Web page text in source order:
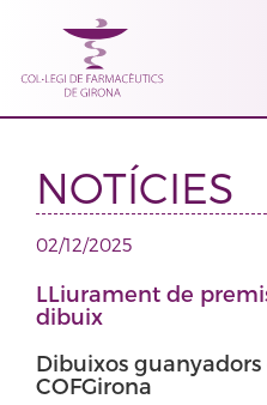
NOTÍCIES
02/12/2025
LLiurament de
dibuix
Dibuixos
COFGirona